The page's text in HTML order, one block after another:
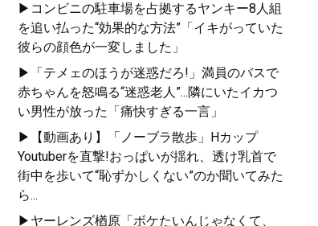
▶コンビニの駐車場を占拠するヤンキー8人組
を追い払った“効果的な方法”「イキがっていた
彼らの顔色が一変しました」
▶「テメェのほうが迷惑だろ!」満員のバスで
赤ちゃんを怒鳴る“迷惑老人”...隣にいたイカつ
い男性が放った「痛快すぎる一言」
▶【動画あり】「ノーブラ散歩」Hカップ
Youtuberを直撃!おっぱいが揺れ、透け乳首で
街中を歩いて“恥ずかしくない”のか聞いてみた
ら...
▶ヤーレンズ楢原「ボケたいんじゃなくて、